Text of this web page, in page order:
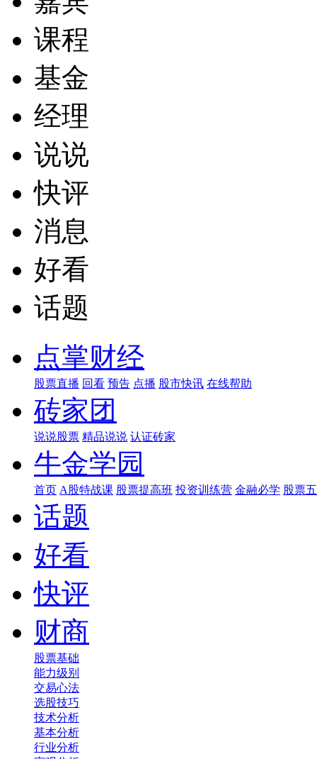
课程
基金
经理
说说
快评
消息
好看
话题
点掌财经
股票直播 回看 预告 点播 股市快讯 在线帮助
砖家团
说说股票 精品说说 认证砖家
牛金学园
首页 A股特战课 股票提高班 投资训练营 金融必学 股票
话题
好看
快评
财商
股票基础
能力级别
交易心法
选股技巧
技术分析
基本分析
行业分析